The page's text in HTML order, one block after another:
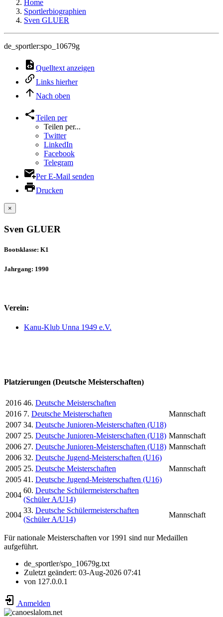
Home
Sportlerbiographien
Sven GLUER
de_sportler:spo_10679g
Quelltext anzeigen
Links hierher
Nach oben
Teilen per
Teilen per...
Twitter
LinkedIn
Facebook
Telegram
Per E-Mail senden
Drucken
×
Sven GLUER
Bootsklasse: K1
Jahrgang: 1990
Verein:
Kanu-Klub Unna 1949 e.V.
Platzierungen (Deutsche Meisterschaften)
2016 46. Deutsche Meisterschaften
2016 7. Deutsche Meisterschaften
Mannschaft
2007 34. Deutsche Junioren-Meisterschaften (U18)
2007 25. Deutsche Junioren-Meisterschaften (U18) Mannschaft
2006 27. Deutsche Junioren-Meisterschaften (U18) Mannschaft
2006 32. Deutsche Jugend-Meisterschaften (U16)
2005 25. Deutsche Meisterschaften
Mannschaft
2005 41. Deutsche Jugend-Meisterschaften (U16)
2004
60. Deutsche Schülermeisterschaften
(Schüler A/U14)
2004
33. Deutsche Schülermeisterschaften
(Schüler A/U14)
Mannschaft
Für nationale Meisterschaften vor 1991 sind nur Medaillen
aufgeführt.
de_sportler/spo_10679g.txt
Zuletzt geändert: 03-Aug-2026 07:41
von 127.0.0.1
Anmelden